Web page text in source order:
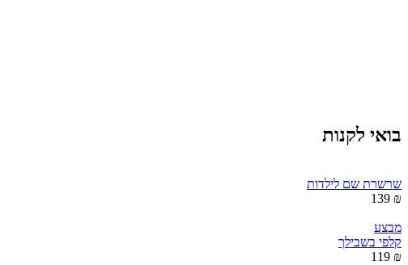
בואי לקנות
שרשרת שם לילדות
₪ 139
מבצע
קלפי בשבילך
₪ 119